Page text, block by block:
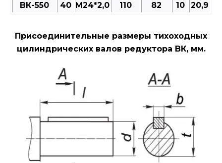
ВК-550
40 M24*2,0 110 82 10 20,9
Присоединительные размеры тихоходных
цилиндрических валов редуктора ВК, мм.